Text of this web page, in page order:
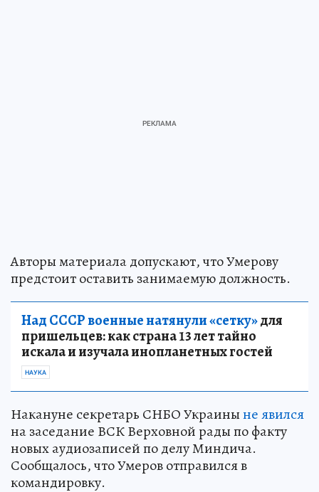
Авторы материала допускают, что Умерову
предстоит оставить занимаемую должность.
Над СССР военные натянули «сетку»для
пришельцев: как страна 13 лет тайно
искала и изучала инопланетных гостей
НАУКА
Накануне секретарь СНБО Украиныне явился
на заседание ВСК Верховной рады по факту
новых аудиозаписей по делу Миндича.
Сообщалось, что Умеров отправился в
командировку.